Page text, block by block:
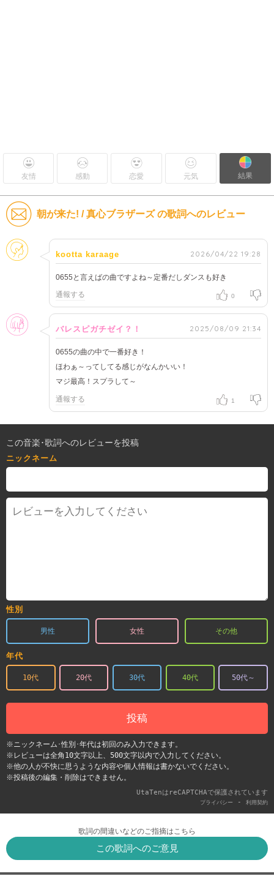
友情 感動 恋愛 元気 結果
朝が来た! / 真心ブラザーズ の歌詞へのレビュー
そのほか
kootta karaage 2026/04/22 19:28
0655と言えばの曲ですよね～定番だしダンスも好き
通報する 0
女性
バレスピガチゼイ？！ 2025/08/09 21:34
0655の曲の中で一番好き！
ほわぁ～ってしてる感じがなんかいい！
マジ最高！スプラして～
通報する 1
この音楽･歌詞へのレビューを投稿
ニックネーム
性別
男性 女性 その他
年代
10代 20代 30代 40代 50代～
投稿
※ニックネーム･性別･年代は初回のみ入力できます。
※レビューは全角10文字以上、500文字以内で入力してください。
※他の人が不快に思うような内容や個人情報は書かないでください。
※投稿後の編集・削除はできません。
UtaTenはreCAPTCHAで保護されています
プライバシー - 利用契約
歌詞の間違いなどのご指摘はこちら
この歌詞へのご意見